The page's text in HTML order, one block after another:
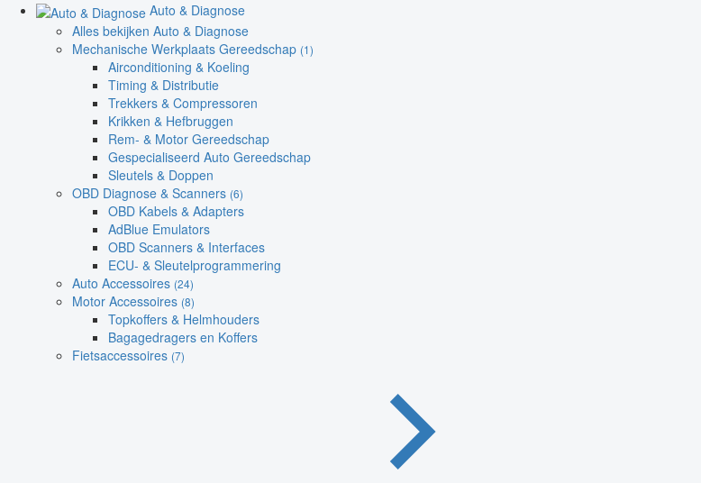
Auto & Diagnose
Alles bekijken Auto & Diagnose
Mechanische Werkplaats Gereedschap (1)
Airconditioning & Koeling
Timing & Distributie
Trekkers & Compressoren
Krikken & Hefbruggen
Rem- & Motor Gereedschap
Gespecialiseerd Auto Gereedschap
Sleutels & Doppen
OBD Diagnose & Scanners (6)
OBD Kabels & Adapters
AdBlue Emulators
OBD Scanners & Interfaces
ECU- & Sleutelprogrammering
Auto Accessoires (24)
Motor Accessoires (8)
Topkoffers & Helmhouders
Bagagedragers en Koffers
Fietsaccessoires (7)